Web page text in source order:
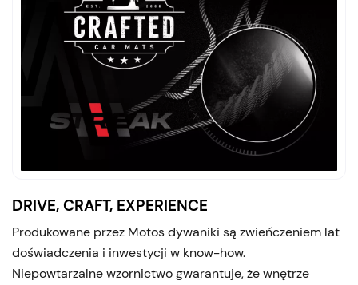
DRIVE, CRAFT, EXPERIENCE
Produkowane przez Motos dywaniki są zwieńczeniem lat
doświadczenia i inwestycji w know-how.
Niepowtarzalne wzornictwo gwarantuje, że wnętrze